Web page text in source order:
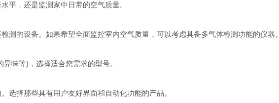
，还是监测家中日常的空气质量。
的设备。如果希望全面监控室内空气质量，可以考虑具备多气体检测功能的仪器。
味等)，选择适合您需求的型号。
择那些具有用户友好界面和自动化功能的产品。